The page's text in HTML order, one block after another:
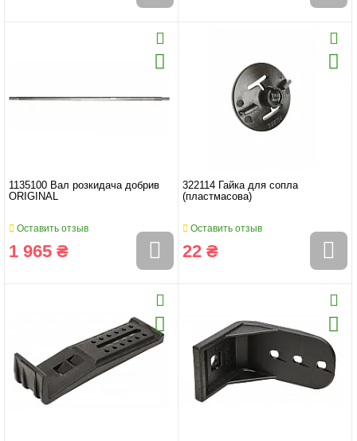
1135100 Вал розкидача добрив
ORIGINAL
Оставить отзыв
1 965 ₴
322114 Гайка для сопла
(пластмасова)
Оставить отзыв
22 ₴